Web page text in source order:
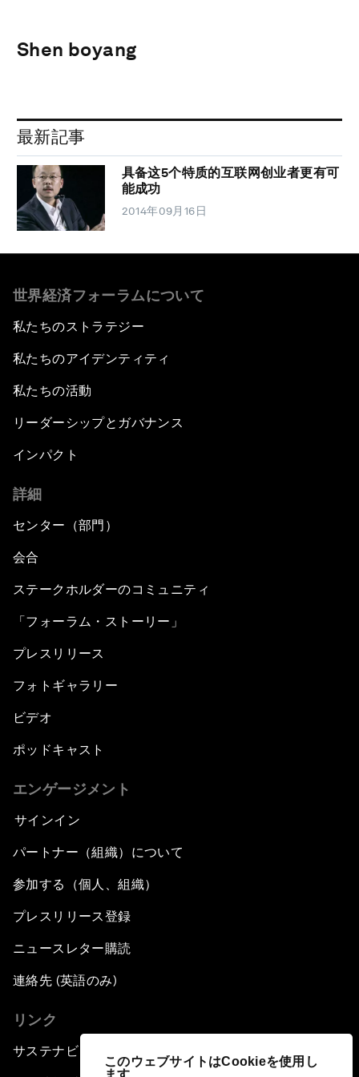
このウェブサイトはCookieを使用し
ます
Shen boyang
最新記事
具备这5个特质的互联网创业者更有可
能成功
2014年09月16日
世界経済フォーラムについて
私たちのストラテジー
私たちのアイデンティティ
私たちの活動
リーダーシップとガバナンス
インパクト
詳細
センター（部門）
会合
ステークホルダーのコミュニティ
「フォーラム・ストーリー」
プレスリリース
フォトギャラリー
ビデオ
ポッドキャスト
エンゲージメント
サインイン
パートナー（組織）について
参加する（個人、組織）
プレスリリース登録
ニュースレター購読
連絡先 (英語のみ)
リンク
サステナビリティへの取り組み